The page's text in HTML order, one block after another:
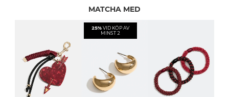
MATCHA MED
25% VID KÖP AV
MINST 2